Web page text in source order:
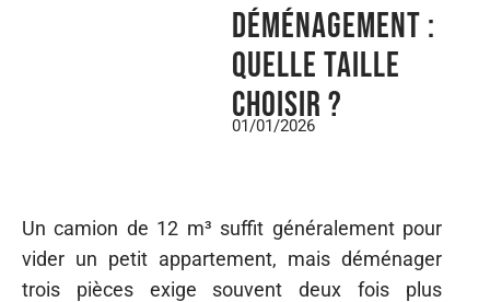
déménagement :
quelle taille
choisir ?
01/01/2026
Un camion de 12 m³ suffit généralement pour
vider un petit appartement, mais déménager
trois pièces exige souvent deux fois plus